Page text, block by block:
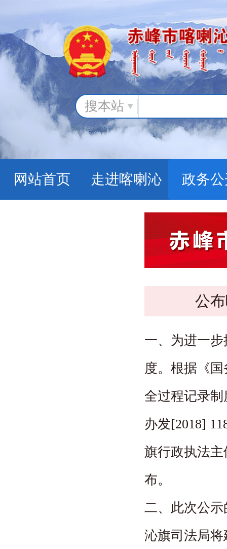
搜本站
网站首页 走进喀喇沁 政务
公
一、为进一
度。根据《
全过程记录
办发[2018]
旗行政执法
布。
二、此次公
沁旗司法局